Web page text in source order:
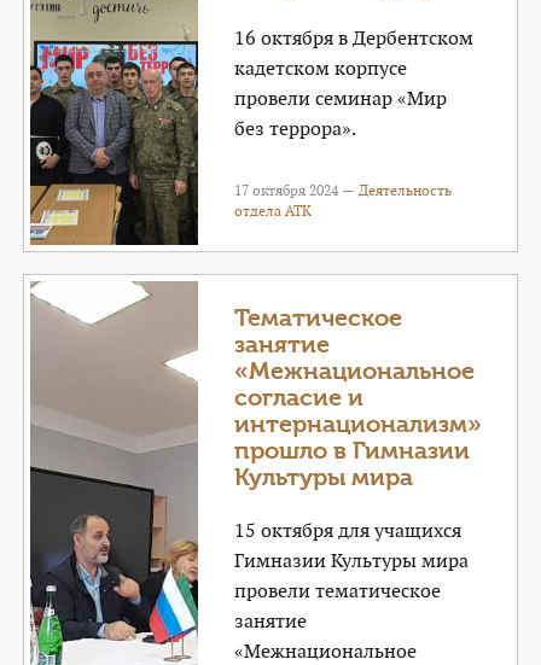
16 октября в Дербентском
кадетском корпусе
провели семинар «Мир
без террора».
17 октября 2024 — Деятельность
отдела АТК
Тематическое
занятие
«Межнациональное
согласие и
интернационализм»
прошло в Гимназии
Культуры мира
15 октября для учащихся
Гимназии Культуры мира
провели тематическое
занятие
«Межнациональное